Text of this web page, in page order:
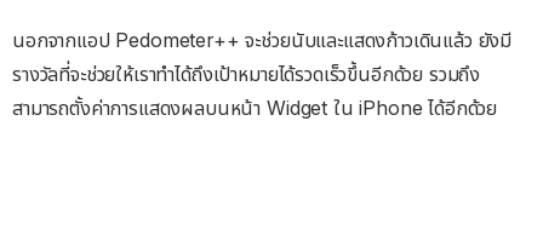
นอกจากแอป Pedometer++ จะช่วยนับและแสดงก้าวเดินแล้ว ยังมี
รางวัลที่จะช่วยให้เราทำได้ถึงเป้าหมายได้รวดเร็วขึ้นอีกด้วย รวมถึง
สามารถตั้งค่าการแสดงผลบนหน้า Widget ใน iPhone ได้อีกด้วย